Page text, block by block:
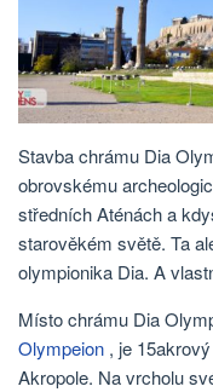
Stavba chrámu Dia
obrovskému
středních Aténách a
starověkém světě. Ta
olympionika Dia. A
Místo chrámu Dia
Olympeion , je
Akropole. Na vrcholu